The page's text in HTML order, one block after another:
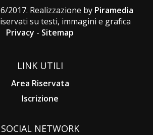
2017. Realizzazione by Piramedia
su testi, immagini e grafica
Privacy - Sitemap
LINK UTILI
Area Riservata
Iscrizione
SOCIAL NETWORK